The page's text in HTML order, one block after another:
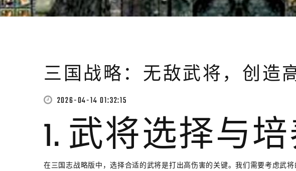
三国战略：无敌武将，创造
2026-04-14 01:32:15
1. 武将选择与
在三国志战略版中，选择合适的武将是打出高伤害的关键。我们需要考虑武